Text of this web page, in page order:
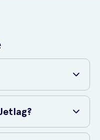
und
Müdigkeit,
und
Probleme sind
müssen Sie zunächst